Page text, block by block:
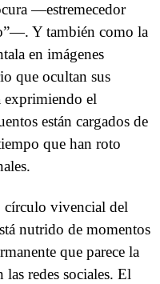
—estremecedor
Y también como la
en imágenes
que ocultan sus
exprimiendo el
están cargados de
que han roto
círculo vivencial del
nutrido de momentos
que parece la
las redes sociales. El